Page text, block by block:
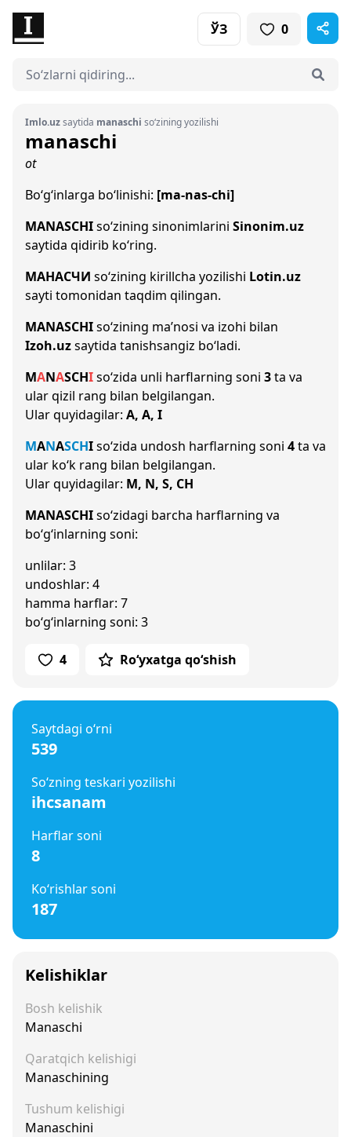
ЎЗ 0
Imlo.uzsaytida manaschi so‘zining yozilishi
manaschi
ot
Bo‘g‘inlarga bo‘linishi: [ma-nas-chi]
MANASCHIso‘zining sinonimlarini Sinonim.uz
saytida qidirib ko‘ring.
МАНАСЧИ so‘zining kirillcha yozilishi Lotin.uz
sayti tomonidan taqdim qilingan.
MANASCHIso‘zining ma’nosi va izohi bilan
Izoh.uzsaytida tanishsangiz bo‘ladi.
MANASCHIso‘zida unli harflarning soni 3ta va
ular qizil rang bilan belgilangan.
Ular quyidagilar: A, A, I
MANASCHIso‘zida undosh harflarning soni 4ta va
ular ko‘k rang bilan belgilangan.
Ular quyidagilar: M, N, S, CH
MANASCHIso‘zidagi barcha harflarning va
bo‘g‘inlarning soni:
unlilar: 3
undoshlar: 4
hamma harflar: 7
bo‘g‘inlarning soni: 3
4 Ro‘yxatga qo‘shish
Saytdagi o‘rni
539
So‘zning teskari yozilishi
ihcsanam
Harflar soni
8
Ko‘rishlar soni
187
Kelishiklar
Bosh kelishik
Manaschi
Qaratqich kelishigi
Manaschining
Tushum kelishigi
Manaschini